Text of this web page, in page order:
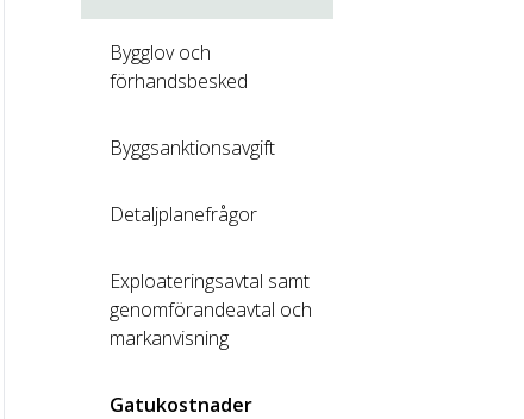
Bygglov och
förhandsbesked
Byggsanktionsavgift
Detaljplanefrågor
Exploateringsavtal samt
genomförandeavtal och
markanvisning
Gatukostnader